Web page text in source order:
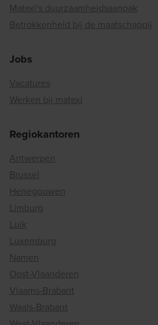
Matexi's duurzaamheidsaanpak
Betrokkenheid bij de maatschappij
Jobs
Vacatures
Werken bij matexi
Regiokantoren
Antwerpen
Brussel
Henegouwen
Limburg
Luik
Luxemburg
Namen
Oost-Vlaanderen
Vlaams-Brabant
Waals-Brabant